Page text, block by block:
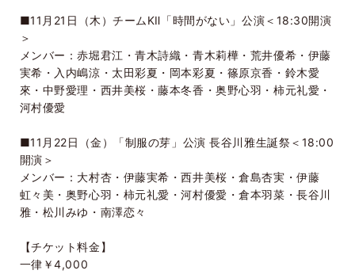
■11 月 21 日（木）チームKⅡ 「時間がない」公演＜ 18:30開演
＞
メンバー：赤堀君江・青木詩織・青木莉樺・荒井優希・伊藤
実希・入内嶋涼・太田彩夏・岡本彩夏・篠原京香・鈴木愛
來・中野愛理・西井美桜・藤本冬香・奥野心羽・柿元礼愛・
河村優愛
■11 月 22日（金）「制服の芽」公演 長谷川雅生誕祭＜ 18:00
開演＞
メンバー：大村杏・伊藤実希・西井美桜・倉島杏実・伊藤
虹々美・奥野心羽・柿元礼愛・河村優愛・倉本羽菜・長谷川
雅・松川みゆ・南澤恋々
【チケット料金】
一律￥4,000